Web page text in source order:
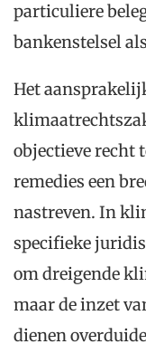
particuliere
bankenstelsel
Het
objectieve recht
remedies een
nastreven. In
specifieke
om dreigende
maar de inzet
dienen